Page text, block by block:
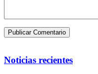
Noticias recientes